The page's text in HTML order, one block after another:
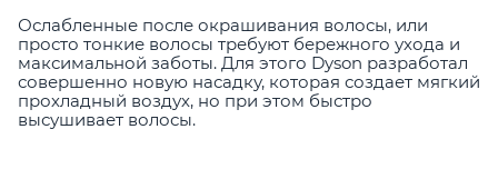
Ослабленные после окрашивания волосы, или
просто тонкие волосы требуют бережного ухода и
максимальной заботы. Для этого Dyson разработал
совершенно новую насадку, которая создает мягкий
прохладный воздух, но при этом быстро
высушивает волосы.